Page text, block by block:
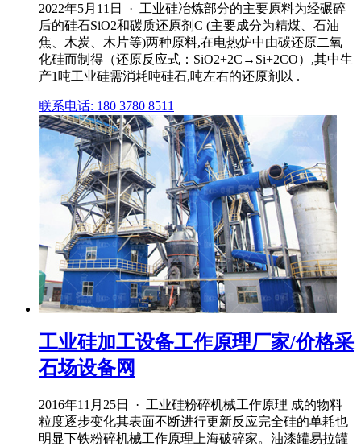
2022年5月11日 · 工业硅冶炼部分的主要原料为经碾碎
后的硅石SiO2和碳质还原剂C (主要成分为精煤、石油
焦、木炭、木片等)两种原料,在电热炉中由碳还原二氧
化硅而制得（还原反应式：SiO2+2C→Si+2CO）,其中生
产1吨工业硅需消耗吨硅石,吨左右的还原剂以 .
联系电话: 180 3780 8511
工业硅加工设备工作原理厂家/价格采
石场设备网
2016年11月25日 · 工业硅粉碎机械工作原理 成的物料
粒度逐步变化其表面不断进行更新反应完全硅的单耗也
明显下铁粉碎机械工作原理上海破碎家。油漆罐易拉罐